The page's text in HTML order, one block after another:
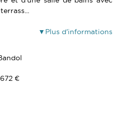
Plus d'informations
672 €